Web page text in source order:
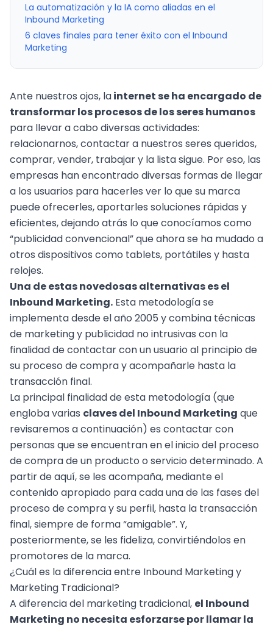
La automatización y la IA como aliadas en el
Inbound Marketing
6 claves finales para tener éxito con el Inbound
Marketing
Ante nuestros ojos, lainternet se ha encargado de
transformar los procesos de los seres humanos
para llevar a cabo diversas actividades:
relacionarnos, contactar a nuestros seres queridos,
comprar, vender, trabajar y la lista sigue. Por eso, las
empresas han encontrado diversas formas de llegar
a los usuarios para hacerles ver lo que su marca
puede ofrecerles, aportarles soluciones rápidas y
eficientes, dejando atrás lo que conocíamos como
“publicidad convencional” que ahora se ha mudado a
otros dispositivos como tablets, portátiles y hasta
relojes.
Una de estas novedosas alternativas es el
Inbound Marketing. Esta metodología se
implementa desde el año 2005 y combina técnicas
de marketing y publicidad no intrusivas con la
finalidad de contactar con un usuario al principio de
su proceso de compra y acompañarle hasta la
transacción final.
La principal finalidad de esta metodología (que
engloba varias claves del Inbound Marketing que
revisaremos a continuación) es contactar con
personas que se encuentran en el inicio del proceso
de compra de un producto o servicio determinado. A
partir de aquí, se les acompaña, mediante el
contenido apropiado para cada una de las fases del
proceso de compra y su perfil, hasta la transacción
final, siempre de forma “amigable”. Y,
posteriormente, se les fideliza, convirtiéndolos en
promotores de la marca.
¿Cuál es la diferencia entre Inbound Marketing y
Marketing Tradicional?
A diferencia del marketing tradicional, el Inbound
Marketing no necesita esforzarse por llamar la